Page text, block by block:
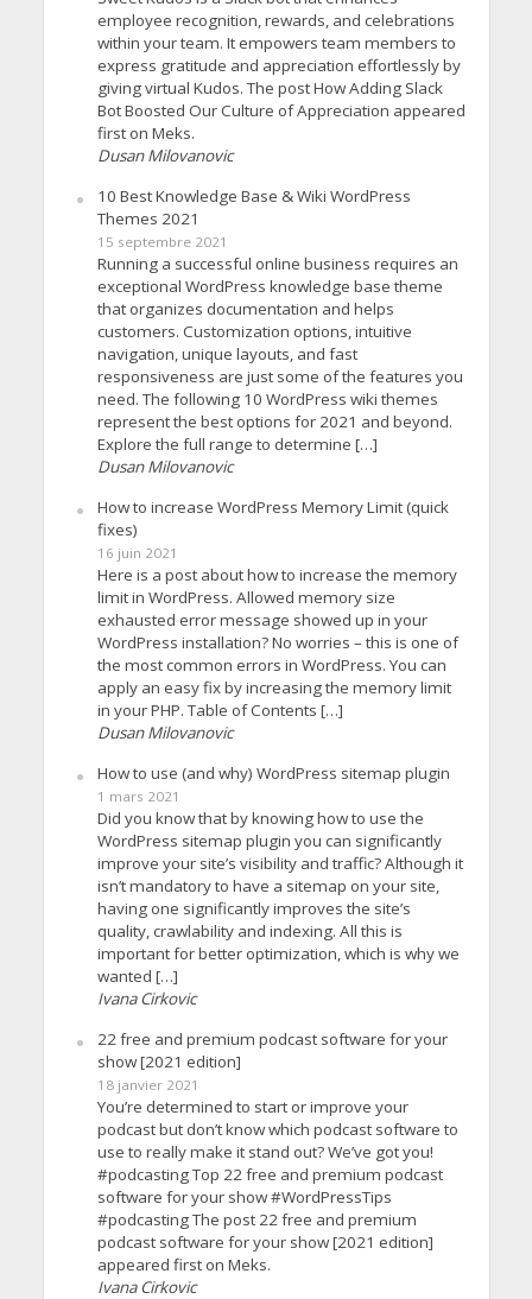
employee recognition, rewards, and celebrations
within your team. It empowers team members to
express gratitude and appreciation effortlessly by
giving virtual Kudos. The post How Adding Slack
Bot Boosted Our Culture of Appreciation appeared
first on Meks.
Dusan Milovanovic
10 Best Knowledge Base & Wiki WordPress
Themes 2021
15 septembre 2021
Running a successful online business requires an
exceptional WordPress knowledge base theme
that organizes documentation and helps
customers. Customization options, intuitive
navigation, unique layouts, and fast
responsiveness are just some of the features you
need. The following 10 WordPress wiki themes
represent the best options for 2021 and beyond.
Explore the full range to determine […]
Dusan Milovanovic
How to increase WordPress Memory Limit (quick
fixes)
16 juin 2021
Here is a post about how to increase the memory
limit in WordPress. Allowed memory size
exhausted error message showed up in your
WordPress installation? No worries – this is one of
the most common errors in WordPress. You can
apply an easy fix by increasing the memory limit
in your PHP. Table of Contents […]
Dusan Milovanovic
How to use (and why) WordPress sitemap plugin
1 mars 2021
Did you know that by knowing how to use the
WordPress sitemap plugin you can significantly
improve your site’s visibility and traffic? Although it
isn’t mandatory to have a sitemap on your site,
having one significantly improves the site’s
quality, crawlability and indexing. All this is
important for better optimization, which is why we
wanted […]
Ivana Cirkovic
22 free and premium podcast software for your
show [2021 edition]
18 janvier 2021
You’re determined to start or improve your
podcast but don’t know which podcast software to
use to really make it stand out? We’ve got you!
#podcasting Top 22 free and premium podcast
software for your show #WordPressTips
#podcasting The post 22 free and premium
podcast software for your show [2021 edition]
appeared first on Meks.
Ivana Cirkovic